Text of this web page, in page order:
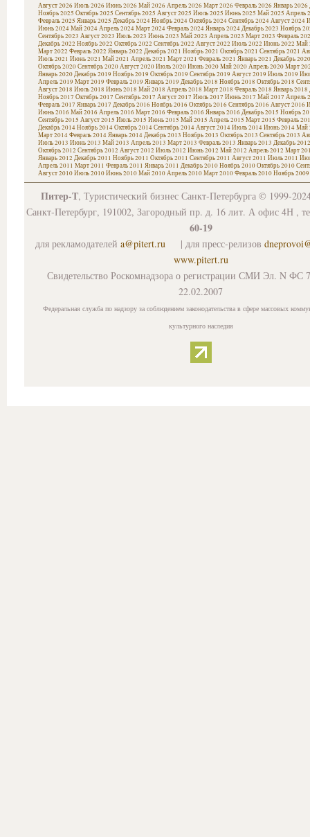
Август 2026 Июль 2026 Июнь 2026 Май 2026 Апрель 2026 Март 2026 Февраль 2026 Январь 2026
Ноябрь 2025 Октябрь 2025 Сентябрь 2025 Август 2025 Июль 2025 Июнь 2025 Май 2025 Апрель
Февраль 2025 Январь 2025 Декабрь 2024Ноябрь 2024Октябрь 2024Сентябрь 2024Август 2024
Июнь 2024Май 2024Апрель 2024Март 2024Февраль 2024Январь 2024Декабрь 2023 Ноябрь
Сентябрь 2023 Август 2023 Июль 2023 Июнь 2023 Май 2023 Апрель 2023 Март 2023 Февраль
Декабрь 2022 Ноябрь 2022 Октябрь 2022 Сентябрь 2022 Август 2022 Июль 2022 Июнь 2022 Май
Март 2022 Февраль 2022 Январь 2022 Декабрь 2021 Ноябрь 2021 Октябрь 2021 Сентябрь 2021
Июль 2021 Июнь 2021 Май 2021 Апрель 2021 Март 2021 Февраль 2021 Январь 2021 Декабрь 2020
Октябрь 2020Сентябрь 2020Август 2020Июль 2020Июнь 2020Май 2020Апрель 2020Март
Январь 2020Декабрь 2019 Ноябрь 2019 Октябрь 2019 Сентябрь 2019 Август 2019 Июль 2019
Апрель 2019 Март 2019 Февраль 2019 Январь 2019 Декабрь 2018 Ноябрь 2018 Октябрь 2018
Август 2018 Июль 2018 Июнь 2018 Май 2018 Апрель 2018 Март 2018 Февраль 2018 Январь 2018
Ноябрь 2017 Октябрь 2017 Сентябрь 2017 Август 2017 Июль 2017 Июнь 2017 Май 2017 Апрель
Февраль 2017 Январь 2017 Декабрь 2016 Ноябрь 2016 Октябрь 2016 Сентябрь 2016 Август 2016
Июнь 2016 Май 2016 Апрель 2016 Март 2016 Февраль 2016 Январь 2016 Декабрь 2015 Ноябрь
Сентябрь 2015 Август 2015 Июль 2015 Июнь 2015 Май 2015 Апрель 2015 Март 2015 Февраль
Декабрь 2014Ноябрь 2014Октябрь 2014Сентябрь 2014Август 2014Июль 2014Июнь 2014Май
Март 2014Февраль 2014Январь 2014Декабрь 2013 Ноябрь 2013 Октябрь 2013 Сентябрь 2013
Июль 2013 Июнь 2013 Май 2013 Апрель 2013 Март 2013 Февраль 2013 Январь 2013 Декабрь 2012
Октябрь 2012 Сентябрь 2012 Август 2012 Июль 2012 Июнь 2012 Май 2012 Апрель 2012 Март
Январь 2012 Декабрь 2011 Ноябрь 2011 Октябрь 2011 Сентябрь 2011 Август 2011 Июль 2011
Апрель 2011 Март 2011 Февраль 2011 Январь 2011 Декабрь 2010Ноябрь 2010Октябрь 2010
Август 2010Июль 2010Июнь 2010Май 2010Апрель 2010Март 2010Февраль 2010Ноябрь 2009
Питер-Т, Туристический бизнес Санкт-Петербурга © 1999-
Санкт-Петербург, 191002, Загородный пр. д. 16 лит. А офис 4Н ,
60-19
для рекламодателей a@pitert.ru | для пресс-релизов
www.pitert.ru
Свидетельство Роскомнадзора о регистрации СМИ Эл. N ФС
22.02.2007
Федеральная служба по надзору за соблюдением законодательства в сфере массовых
культурного наследия